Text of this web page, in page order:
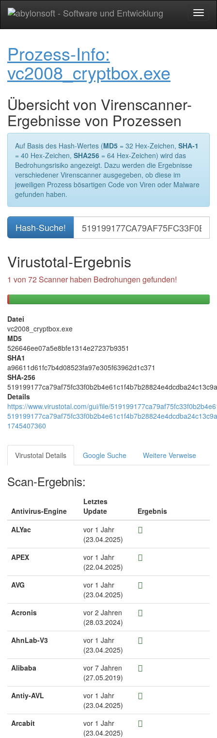
Prozess-Info:
vc2008_cryptbox.exe
Übersicht von Virenscanner-
Ergebnisse von Prozessen
Auf Basis des Hash-Wertes (MD5 = 32 Hex-Zeichen, SHA-1
= 40 Hex-Zeichen, SHA256 = 64 Hex-Zeichen) wird das
Bedrohungsrisiko angezeigt. Dazu werden die Ergebnisse
verschiedener Virenscanner ausgegeben, ob diese im
jeweiligen Prozess bösartigen Code von Viren oder Malware
gefunden haben.
Hash-Suche!
Virustotal-Ergebnis
1 von 72 Scanner haben Bedrohungen gefunden!
Bedrohungen
(positiv)
Datei
vc2008_cryptbox.exe
MD5
526646ee07a5e8bfe1314e27237b9351
SHA1
a96611d61fc7b4d08523fa97e305f63962d1c371
SHA-256
Details
https://www.virustotal.com/gui/file/
1745407360
Virustotal Details Google Suche Weitere Verweise
Scan-Ergebnis:
Antivirus-Engine
Letztes
Update
Ergebnis
ALYac
vor 1 Jahr
(23.04.2025)
APEX
vor 1 Jahr
(22.04.2025)
AVG
vor 1 Jahr
(23.04.2025)
Acronis
vor 2 Jahren
(28.03.2024)
AhnLab-V3
vor 1 Jahr
(23.04.2025)
Alibaba
vor 7 Jahren
(27.05.2019)
Antiy-AVL
vor 1 Jahr
(23.04.2025)
Arcabit
vor 1 Jahr
(23.04.2025)